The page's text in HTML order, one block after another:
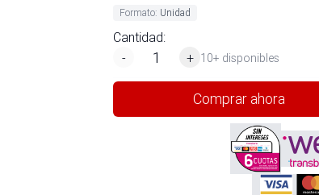
Formato: Unidad
Cantidad:
-
+ 10+ disponibles
Comprar ahora